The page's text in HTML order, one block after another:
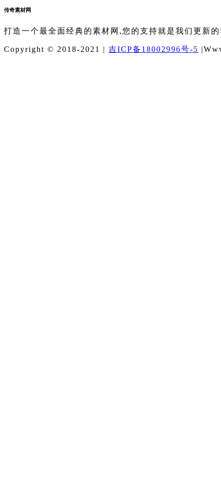
传奇素材网
打造一个最全面经典的素材网,您的支持就是我们更新
Copyright © 2018-2021 | 吉ICP备18002996号-5